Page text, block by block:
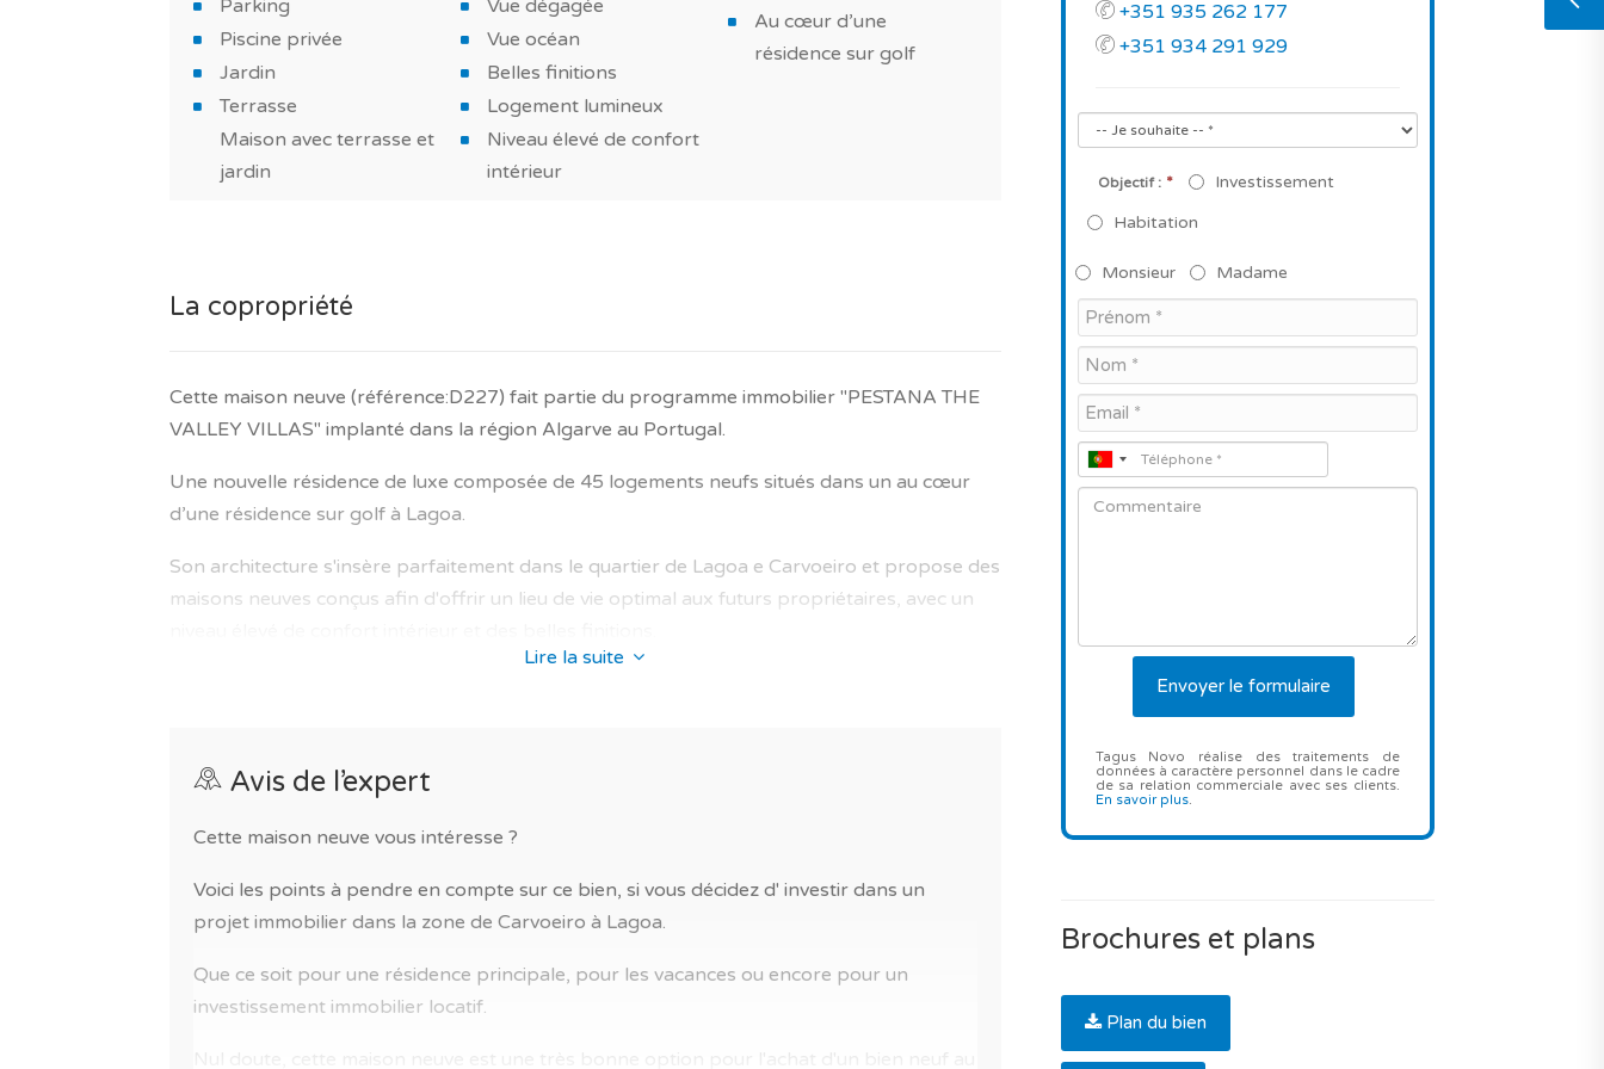
Parking
Piscine privée
Jardin
Terrasse
Maison avec terrasse et
jardin
Vue dégagée
Vue océan
Belles finitions
Logement lumineux
Niveau élevé de confort
intérieur
Au cœur d’une
résidence sur golf
La copropriété
Cette maison neuve (référence:D227) fait partie du programme immobilier "PESTANA THE
VALLEY VILLAS" implanté dans la région Algarve au Portugal.
Une nouvelle résidence de luxe composée de 45 logements neufs situés dans un au cœur
d’une résidence sur golf à Lagoa.
Son architecture s'insère parfaitement dans le quartier de Lagoa e Carvoeiro et propose des
maisons neuves conçus afin d'offrir un lieu de vie optimal aux futurs propriétaires, avec un
Pour votre sécurité le bien est au sein d'une copropriété. Il est également doté d'une porte
espaces verts, golf, proche aéroport, hôpital, pharmacie, banque et police) et piscine privée.
La gestion de syndic est active.
Un nouveau programme idéal pour une vie sur un terrain de golf et à la campagne à Lagoa
Lire la suite
Avis de l’expert
Cette maison neuve vous intéresse ?
Voici les points à pendre en compte sur ce bien, si vous décidez d' investir dans un
projet immobilier dans la zone de Carvoeiro à Lagoa.
Que ce soit pour une résidence principale, pour les vacances ou encore pour un
investissement immobilier locatif.
+351 935 262 177
+351 934 291 929
Objectif : *
Investissement
Habitation
Monsieur Madame
Tagus Novo réalise des traitements de
données à caractère personnel dans le cadre
de sa relation commerciale avec ses clients.
En savoir plus.
Brochures et plans
Plan du bien